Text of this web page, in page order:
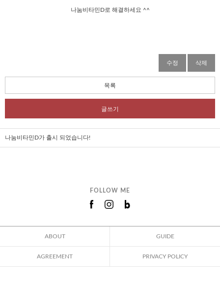
나눔비타민D로 해결하세요 ^^
수정 삭제
목록
글쓰기
나눔비타민D가 출시 되었습니다!
FOLLOW ME
ABOUT GUIDE
AGREEMENT PRIVACY POLICY